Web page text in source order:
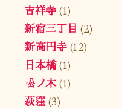
吉祥寺(1)
新宿三丁目 (2)
新高円寺(12)
日本橋(1)
松ノ木(1)
荻窪(3)